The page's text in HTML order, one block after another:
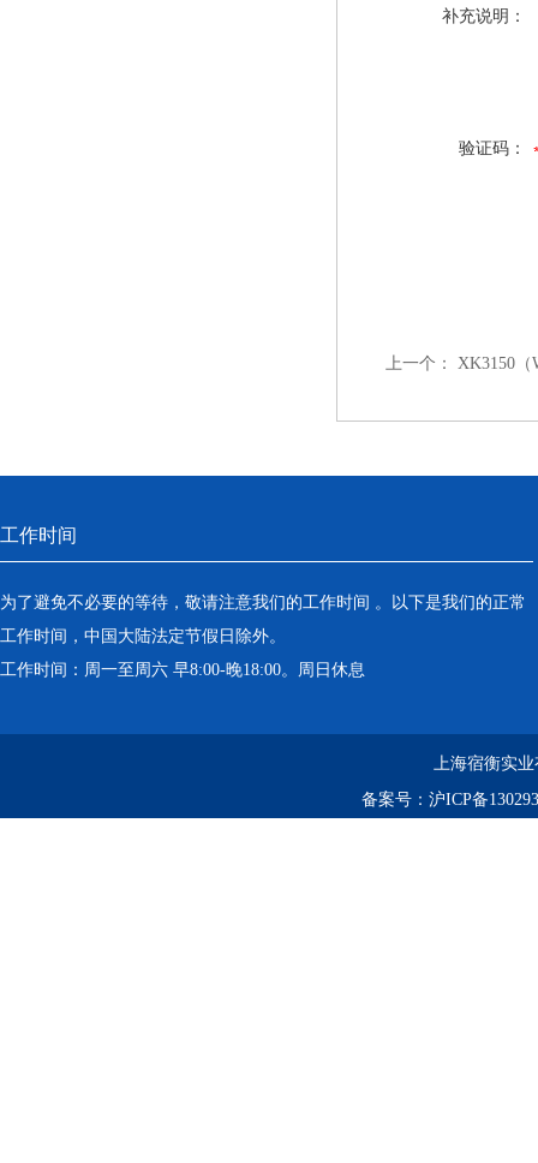
补充说明：
验证码：
上一个： XK3150（
工作时间
为了避免不必要的等待，敬请注意我们的工作时间 。以下是我们的正常
工作时间，中国大陆法定节假日除外。
工作时间：周一至周六 早8:00-晚18:00。周日休息
上海宿衡实
备案号： 沪ICP备